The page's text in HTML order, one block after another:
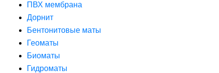
ПВХ мембрана
Дорнит
Бентонитовые маты
Геоматы
Биоматы
Гидроматы